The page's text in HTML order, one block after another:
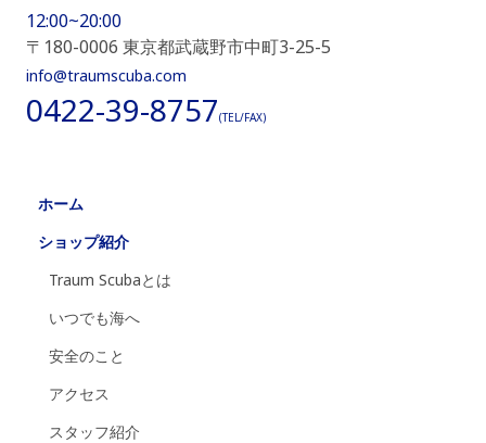
12:00~20:00
〒180-0006 東京都武蔵野市中町3-25-5
info@traumscuba.com
0422-39-8757(TEL/FAX)
ホーム
ショップ紹介
Traum Scubaとは
いつでも海へ
安全のこと
アクセス
スタッフ紹介